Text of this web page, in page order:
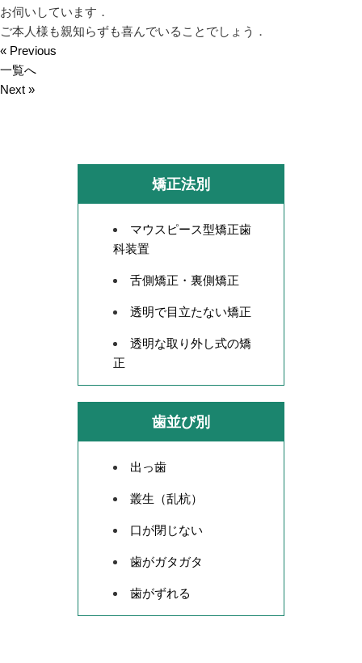
お伺いしています．
ご本人様も親知らずも喜んでいることでしょう．
« Previous
一覧へ
Next »
矯正法別
マウスピース型矯正歯
科装置
舌側矯正・裏側矯正
透明で目立たない矯正
透明な取り外し式の矯
正
歯並び別
出っ歯
叢生（乱杭）
口が閉じない
歯がガタガタ
歯がずれる